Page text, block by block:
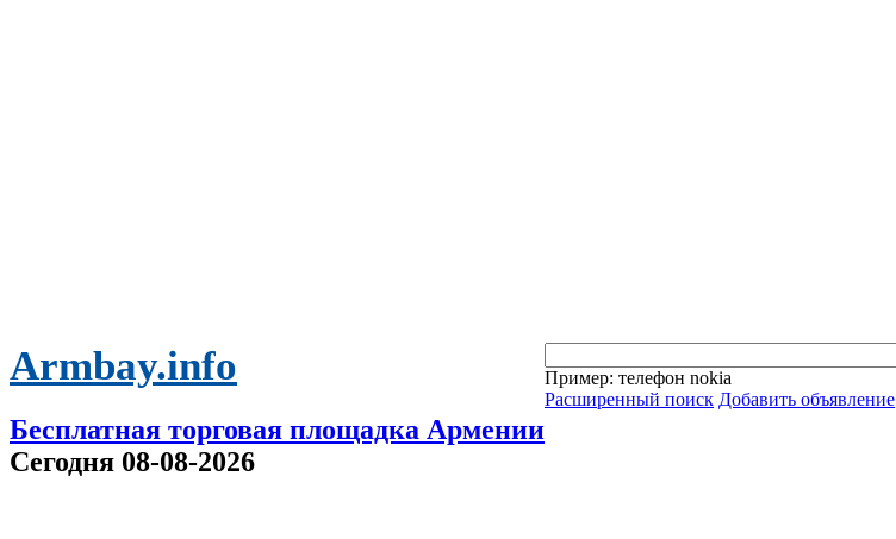
Armbay.info
Бесплатная торговая площадка Армении
Сегодня 08-08-2026
Пример: телефон nokia
Расширенный поиск Добавить объявление